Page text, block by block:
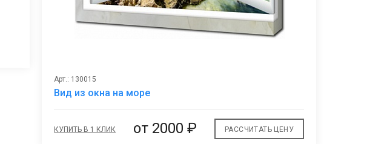
Арт.: 130015
Вид из окна на море
КУПИТЬ В 1 КЛИК от 2000 ₽ РАССЧИТАТЬ ЦЕНУ